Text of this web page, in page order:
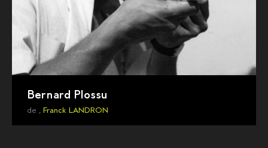
Bernard Plossu
de , Franck LANDRON